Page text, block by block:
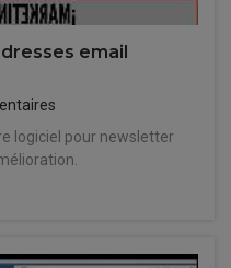
email
logiciel pour newsletter